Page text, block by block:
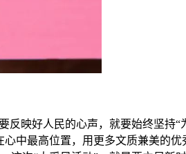
反映好人民的心声，就要始终坚持“
中最高位置，用更多文质兼美的